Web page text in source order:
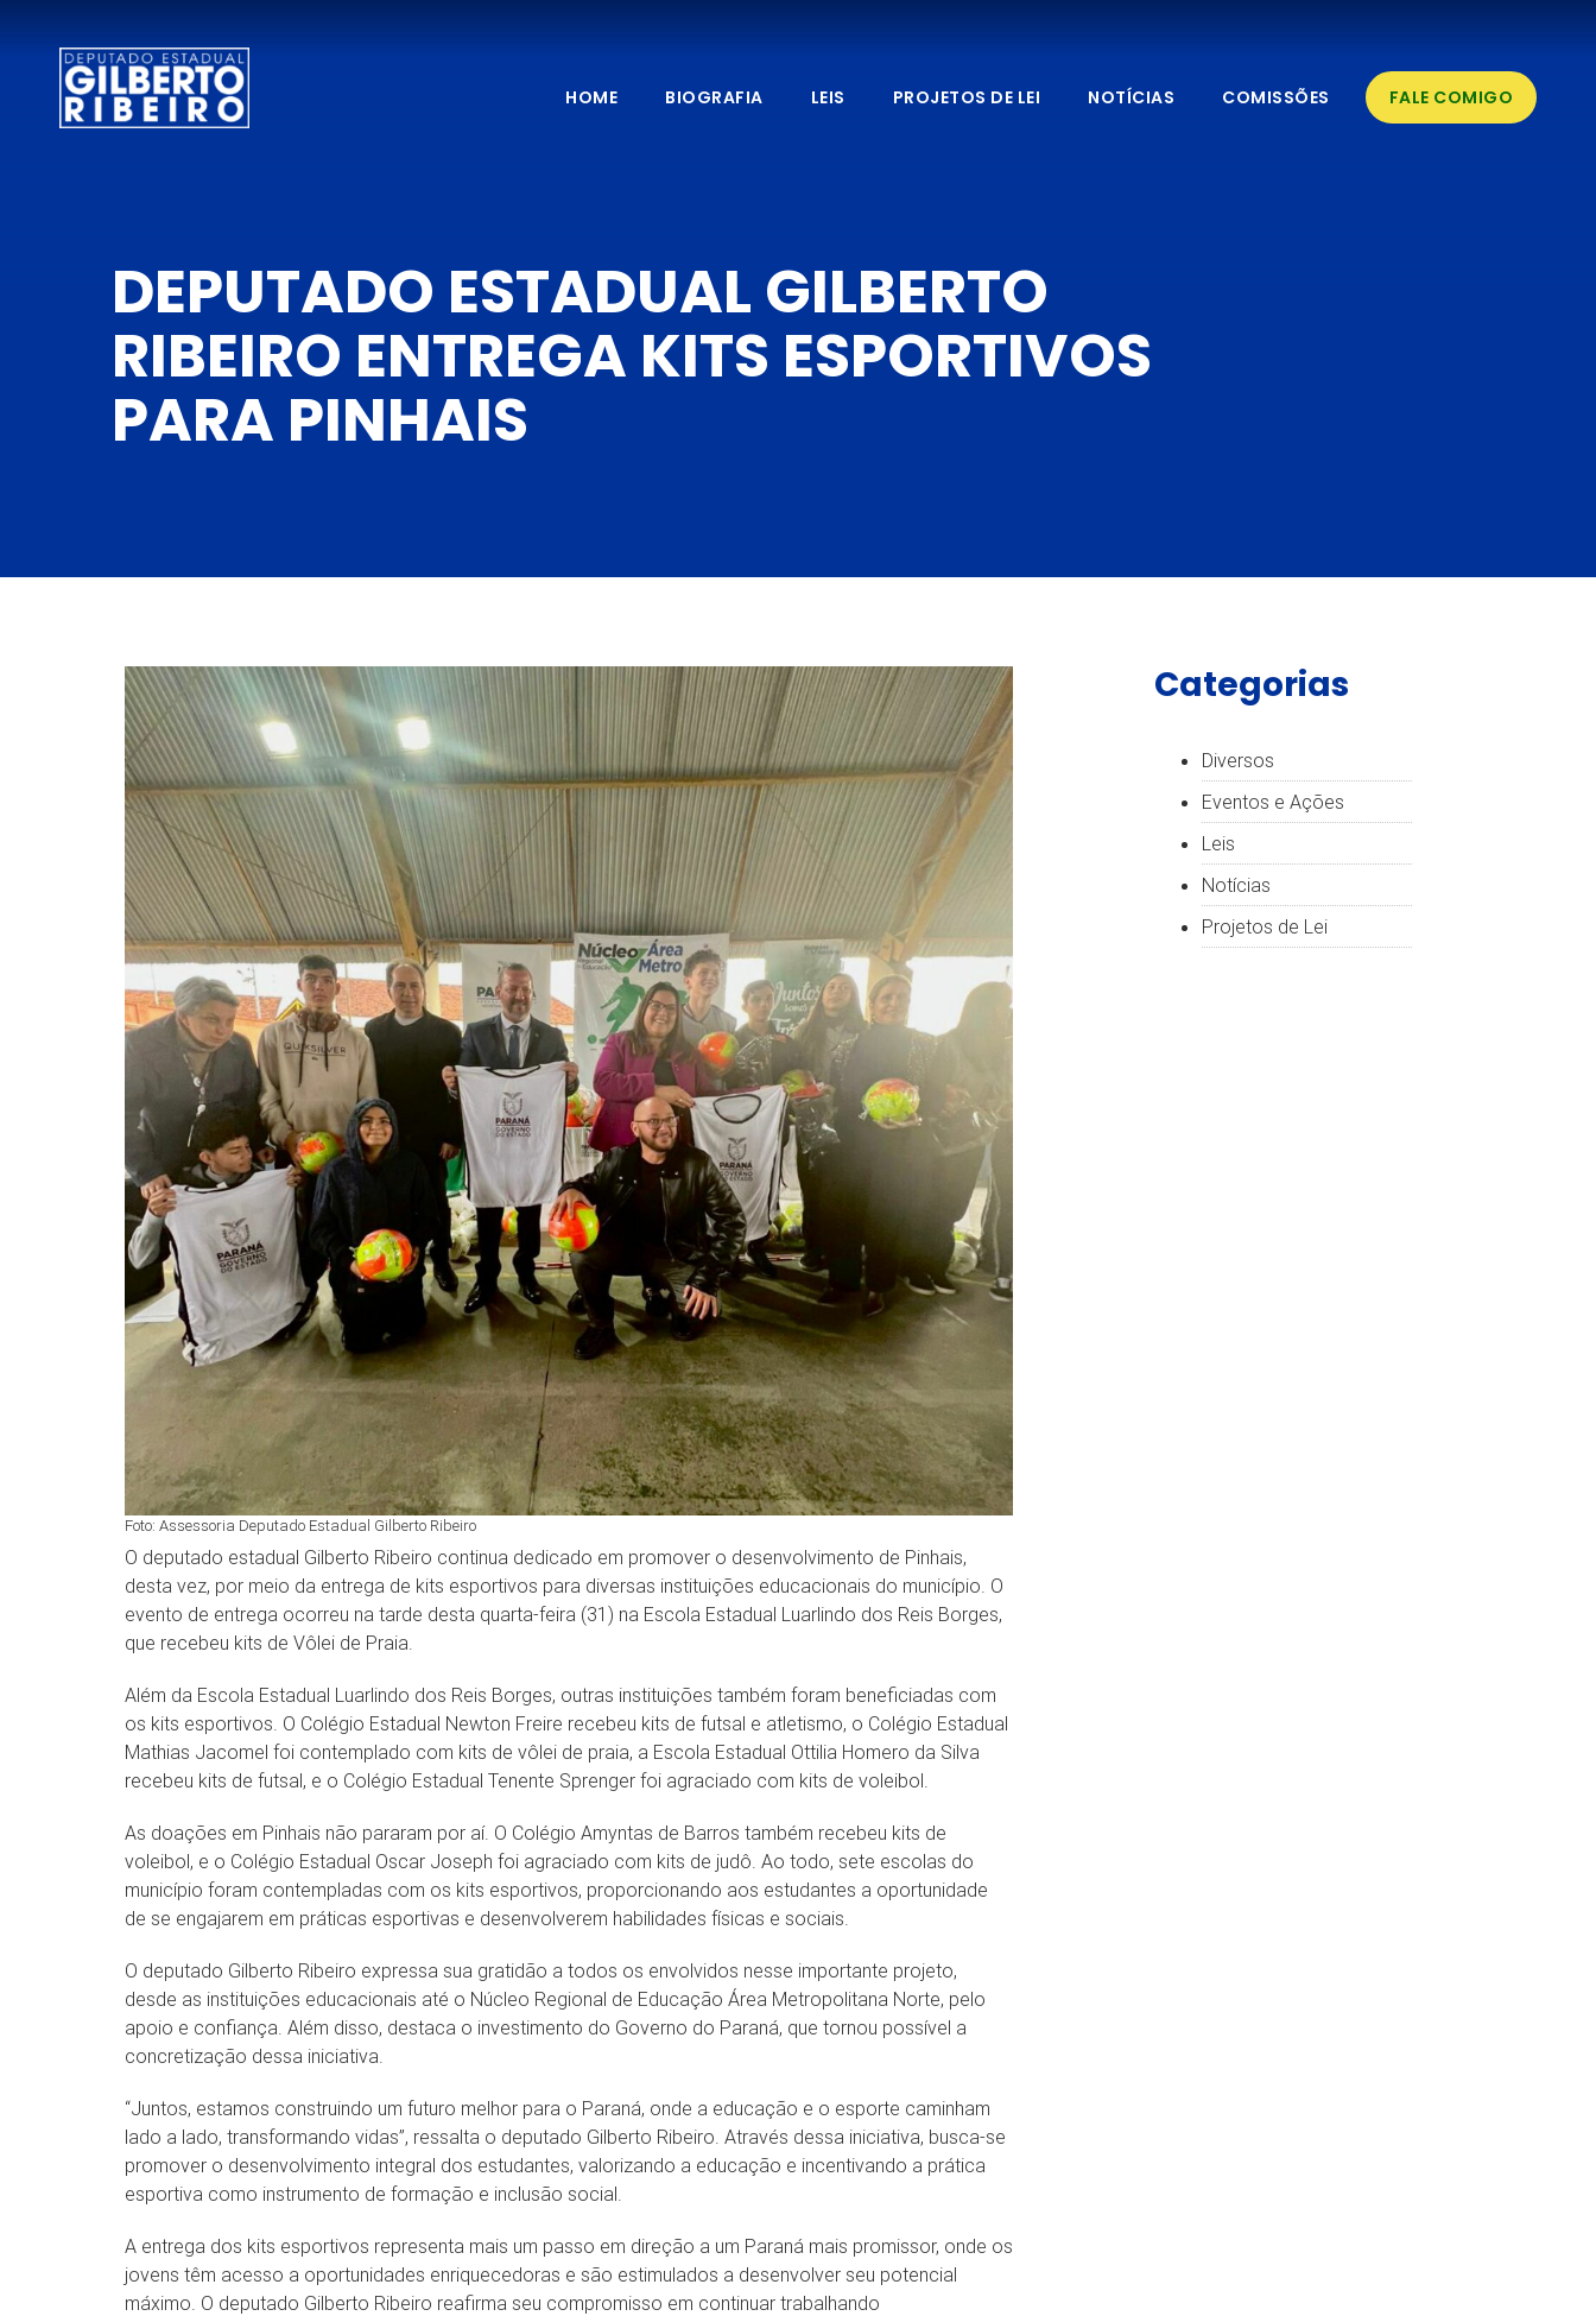
FALE COMIGO
HOME BIOGRAFIA LEIS PROJETOS DE LEI NOTÍCIAS COMISSÕES
DEPUTADO ESTADUAL GILBERTO
RIBEIRO ENTREGA KITS ESPORTIVOS
PARA PINHAIS
Foto: Assessoria Deputado Estadual Gilberto Ribeiro
O deputado estadual Gilberto Ribeiro continua dedicado em promover o desenvolvimento de Pinhais,
desta vez, por meio da entrega de kits esportivos para diversas instituições educacionais do município. O
evento de entrega ocorreu na tarde desta quarta-feira (31) na Escola Estadual Luarlindo dos Reis Borges,
que recebeu kits de Vôlei de Praia.
Além da Escola Estadual Luarlindo dos Reis Borges, outras instituições também foram beneficiadas com
os kits esportivos. O Colégio Estadual Newton Freire recebeu kits de futsal e atletismo, o Colégio Estadual
Mathias Jacomel foi contemplado com kits de vôlei de praia, a Escola Estadual Ottilia Homero da Silva
recebeu kits de futsal, e o Colégio Estadual Tenente Sprenger foi agraciado com kits de voleibol.
As doações em Pinhais não pararam por aí. O Colégio Amyntas de Barros também recebeu kits de
voleibol, e o Colégio Estadual Oscar Joseph foi agraciado com kits de judô. Ao todo, sete escolas do
município foram contempladas com os kits esportivos, proporcionando aos estudantes a oportunidade
de se engajarem em práticas esportivas e desenvolverem habilidades físicas e sociais.
O deputado Gilberto Ribeiro expressa sua gratidão a todos os envolvidos nesse importante projeto,
desde as instituições educacionais até o Núcleo Regional de Educação Área Metropolitana Norte, pelo
apoio e confiança. Além disso, destaca o investimento do Governo do Paraná, que tornou possível a
concretização dessa iniciativa.
“Juntos, estamos construindo um futuro melhor para o Paraná, onde a educação e o esporte caminham
lado a lado, transformando vidas”, ressalta o deputado Gilberto Ribeiro. Através dessa iniciativa, busca-se
promover o desenvolvimento integral dos estudantes, valorizando a educação e incentivando a prática
esportiva como instrumento de formação e inclusão social.
A entrega dos kits esportivos representa mais um passo em direção a um Paraná mais promissor, onde os
jovens têm acesso a oportunidades enriquecedoras e são estimulados a desenvolver seu potencial
máximo. O deputado Gilberto Ribeiro reafirma seu compromisso em continuar trabalhando
Categorias
Diversos
Eventos e Ações
Leis
Notícias
Projetos de Lei